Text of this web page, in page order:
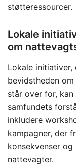
støtteressourcer.
Lokale
om
Lokale
bevidstheden
står over for,
samfundets
inkludere
kampagner, der
konsekvenser
nattevagter.